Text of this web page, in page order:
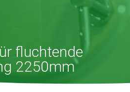
fluchtende
2250mm